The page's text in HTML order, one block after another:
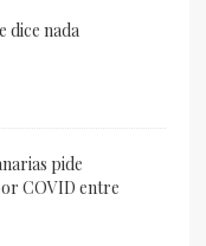
dice nada
pide
COVID entre